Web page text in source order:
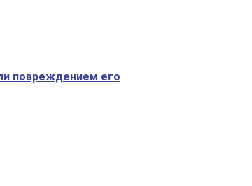
повреждением его